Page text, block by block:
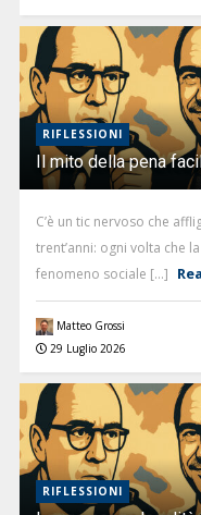
RIFLESSIONI
Il mito della pena
C’è un tic nervoso che
trent’anni: ogni volta che
fenomeno sociale [...]
Matteo Grossi
29 Luglio 2026
RIFLESSIONI